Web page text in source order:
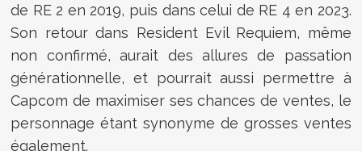
de RE 2 en 2019, puis dans celui de RE 4 en 2023.
Son retour dans Resident Evil Requiem, même
non confirmé, aurait des allures de passation
générationnelle, et pourrait aussi permettre à
Capcom de maximiser ses chances de ventes, le
personnage étant synonyme de grosses ventes
également.